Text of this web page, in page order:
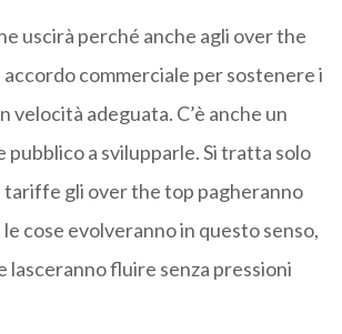
uscirà perché anche agli over the
commerciale per sostenere i
velocità adeguata. C’è anche un
pubblico a svilupparle. Si tratta solo
tariffe gli over the top pagheranno
cose evolveranno in questo senso,
lasceranno fluire senza pressioni